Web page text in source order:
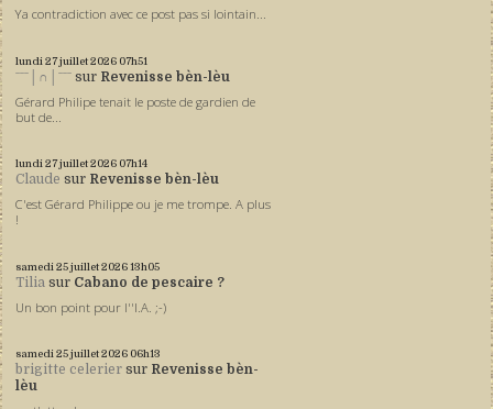
Ya contradiction avec ce post pas si lointain...
lundi 27juillet 2026 07h51
ˉˉˉ│∩│ˉˉˉ sur Revenisse bèn-lèu
Gérard Philipe tenait le poste de gardien de
but de...
lundi 27juillet 2026 07h14
Claude sur Revenisse bèn-lèu
C'est Gérard Philippe ou je me trompe. A plus
!
samedi 25juillet 202613h05
Tilia sur Cabano de pescaire ?
Un bon point pour l''I.A. ;-)
samedi 25juillet 2026 06h13
brigitte celerier sur Revenisse bèn-
lèu